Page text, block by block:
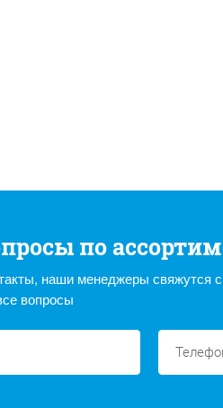
по
наши менеджеры свяжутся
вопросы